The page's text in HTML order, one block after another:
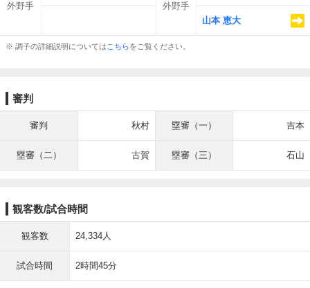
外野手
外野手
山本 恵大
※ 調子の詳細説明については こちらをご覧ください。
審判
審判 秋村 塁審（一） 吉本
塁審（二） 古賀 塁審（三） 石山
観客数/試合時間
観客数 24,334人
試合時間 2時間45分